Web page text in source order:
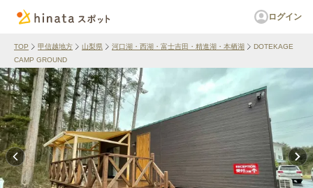
ログイン
TOP 甲信越地方 山梨県 河口湖・西湖・富士吉田・精進湖・本栖湖
DOTEKAGE
CAMP GROUND